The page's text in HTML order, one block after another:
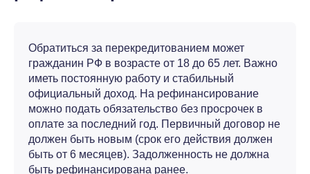
Обратиться за перекредитованием может
гражданин РФ в возрасте от 18 до 65 лет. Важно
иметь постоянную работу и стабильный
официальный доход. На рефинансирование
можно подать обязательство без просрочек в
оплате за последний год. Первичный договор не
должен быть новым (срок его действия должен
быть от 6 месяцев). Задолженность не должна
быть рефинансирована ранее.